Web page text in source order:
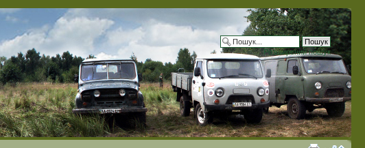
Розширений пошук